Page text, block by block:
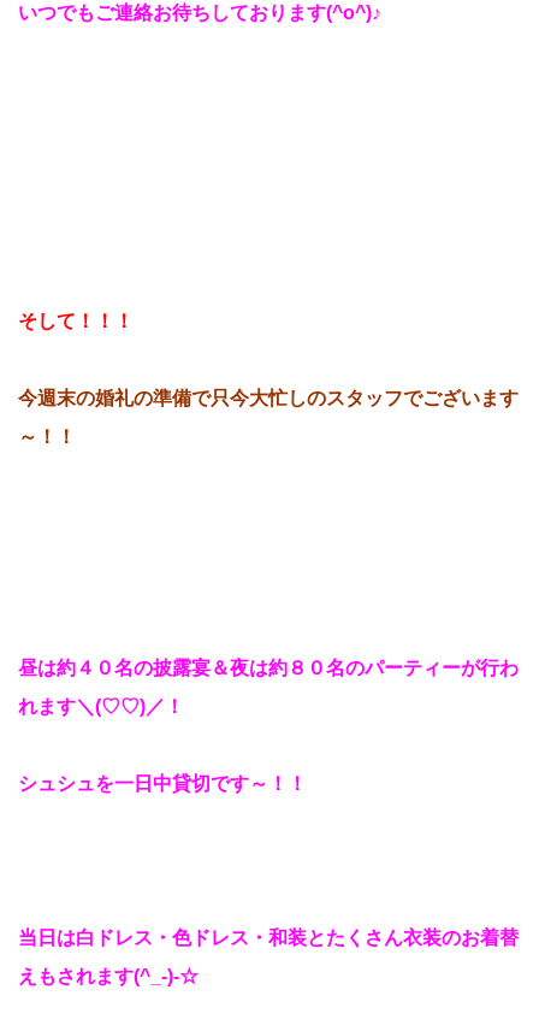
いつでもご連絡お待ちしております(^o^)♪
そして！！！
今週末の婚礼の準備で只今大忙しのスタッフでございます
～！！
昼は約４０名の披露宴＆夜は約８０名のパーティーが行わ
れます＼(♡♡)／！
シュシュを一日中貸切です～！！
当日は白ドレス・色ドレス・和装とたくさん衣装のお着替
えもされます(^_-)-☆